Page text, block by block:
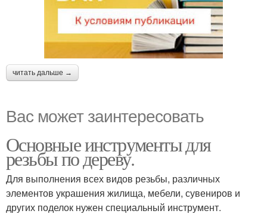
читать дальше →
Вас может заинтересовать
Основные инструменты для
резьбы по дереву.
Для выполнения всех видов резьбы, различных
элементов украшения жилища, мебели, сувениров и
других поделок нужен специальный инструмент.